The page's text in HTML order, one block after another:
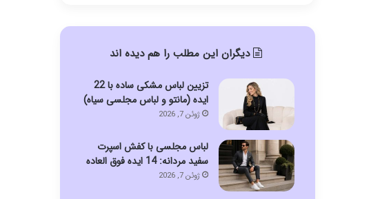
دیگران این مطلب را هم دیده اند
تزیین لباس مشکی ساده با 22
ایده (مانتو و لباس مجلسی سیاه)
ژوئن 7, 2026
لباس مجلسی با کفش اسپرت
سفید مردانه: 14 ایده فوق العاده
ژوئن 7, 2026